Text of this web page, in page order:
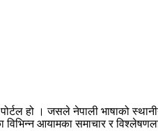
हो । जसले नेपाली भाषाको
विभिन्न आयामका समाचार र